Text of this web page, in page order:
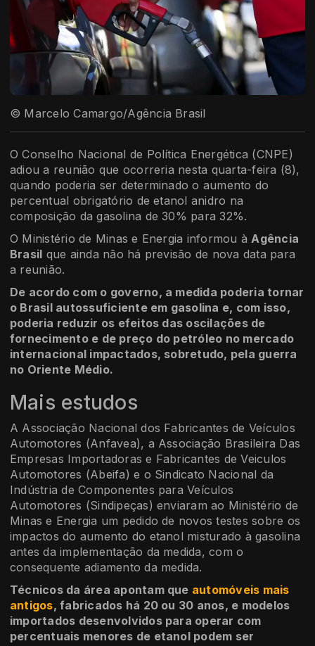
© Marcelo Camargo/Agência Brasil
O Conselho Nacional de Política Energética (CNPE)
adiou a reunião que ocorreria nesta quarta-feira (8),
quando poderia ser determinado o aumento do
percentual obrigatório de etanol anidro na
composição da gasolina de 30% para 32%.
O Ministério de Minas e Energia informou à Agência
Brasil que ainda não há previsão de nova data para
a reunião.
De acordo com o governo, a medida poderia tornar
o Brasil autossuficiente em gasolina e, com isso,
poderia reduzir os efeitos das oscilações de
fornecimento e de preço do petróleo no mercado
internacional impactados, sobretudo, pela guerra
no Oriente Médio.
Mais estudos
A Associação Nacional dos Fabricantes de Veículos
Automotores (Anfavea), a Associação Brasileira Das
Empresas Importadoras e Fabricantes de Veiculos
Automotores (Abeifa) e o Sindicato Nacional da
Indústria de Componentes para Veículos
Automotores (Sindipeças) enviaram ao Ministério de
Minas e Energia um pedido de novos testes sobre os
impactos do aumento do etanol misturado à gasolina
antes da implementação da medida, com o
consequente adiamento da medida.
Técnicos da área apontam que automóveis mais
antigos, fabricados há 20 ou 30 anos, e modelos
importados desenvolvidos para operar com
percentuais menores de etanol podem ser